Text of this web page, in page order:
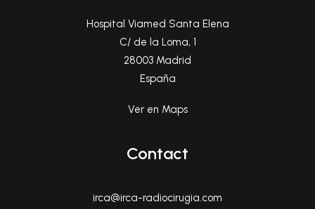
Hospital Viamed Santa Elena
C/ de la Loma, 1
28003 Madrid
España
Ver en Maps
Contact
irca@irca-radiocirugia.com